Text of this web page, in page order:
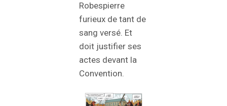
Robespierre
furieux de tant de
sang versé. Et
doit justifier ses
actes devant la
Convention.